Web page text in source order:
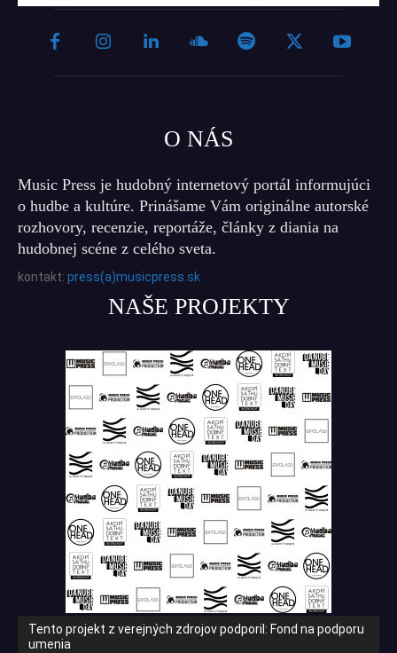
O NÁS
Music Press je hudobný internetový portál informujúci
o hudbe a kultúre. Prinášame Vám originálne autorské
rozhovory, recenzie, reportáže, články z diania na
hudobnej scéne z celého sveta.
kontakt: press(a)musicpress.sk
NAŠE PROJEKTY
Tento projekt z verejných zdrojov podporil: Fond na podporu
umenia